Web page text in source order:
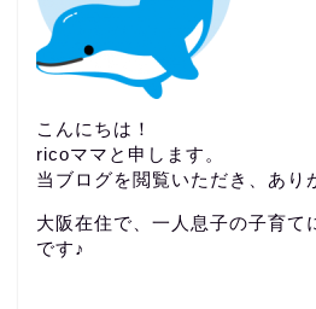
こんにちは！
ricoママと申します。
当ブログを閲覧いただき、あり
大阪在住で、一人息子の子育て
です♪